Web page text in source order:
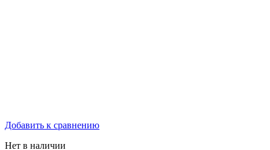
Добавить к сравнению
Нет в наличии